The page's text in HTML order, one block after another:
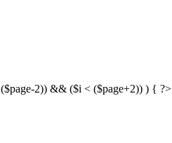
($page-2)) && ($i < ($page+2)) ) { ?>